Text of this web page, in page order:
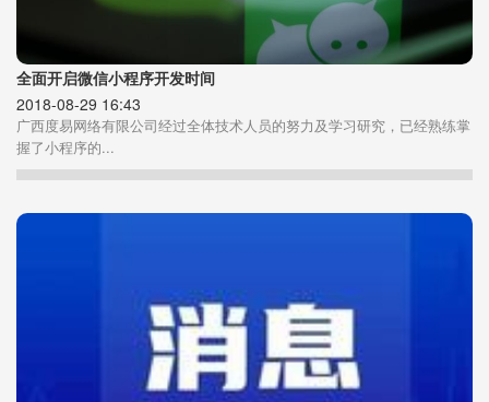
全面开启微信小程序开发时间
2018-08-29 16:43
广西度易网络有限公司经过全体技术人员的努力及学习研究，已经熟练掌
握了小程序的...